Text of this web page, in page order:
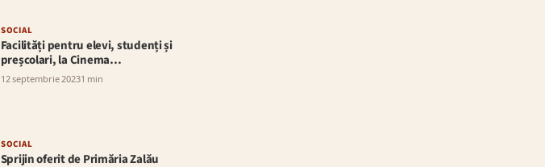
SOCIAL
Facilități pentru elevi, studenți și
preșcolari, la Cinema…
12 septembrie 20231 min
SOCIAL
Sprijin oferit de Primăria Zalău